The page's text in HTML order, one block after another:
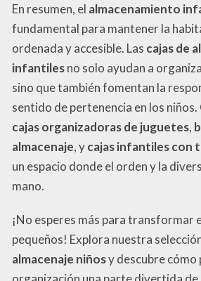
En resumen, el almacenamiento
fundamental para mantener la
ordenada y accesible. Las cajas de
infantilesno solo ayudan a
sino que también fomentan la
sentido de pertenencia en los
cajas organizadoras de juguetes,
almacenaje, ycajas infantiles con
un espacio donde el orden y la
mano.
¡No esperes más para transformar
pequeños! Explora nuestra
almacenaje niñosy descubre cómo